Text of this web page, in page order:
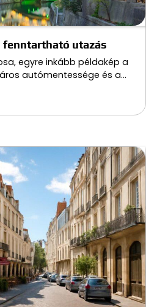
fenntartható utazás
egyre inkább példakép a
autómentessége és a…